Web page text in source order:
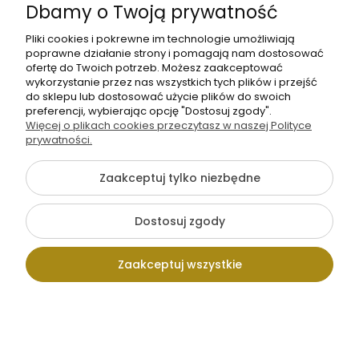
SOFTSHELL
WODOODPORNY
Wzory
Święty Mikołaj
na bordowym
tle, na wieńcu i
szyszki [6-8]
55,00 zł
Na zamówienie
+
SOFTSHELL
WODOODPORNY
Ostrokrzew na
jasnym tle [6-
8]
Na zamówienie
+
Ocena sklepu
Dbamy o Twoją prywatność
Pliki cookies i pokrewne im technologie umożliwiają
poprawne działanie strony i pomagają nam dostosować
ofertę do Twoich potrzeb. Możesz zaakceptować
wykorzystanie przez nas wszystkich tych plików i przejść
do sklepu lub dostosować użycie plików do swoich
preferencji, wybierając opcję "Dostosuj zgody".
Więcej o plikach cookies przeczytasz w naszej Polityce
prywatności.
Zaakceptuj tylko niezbędne
Dostosuj zgody
Zaakceptuj wszystkie